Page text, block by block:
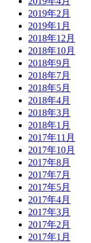
2019年2月
2019年1月
2018年12月
2018年10月
2018年9月
2018年7月
2018年5月
2018年4月
2018年3月
2018年1月
2017年11月
2017年10月
2017年8月
2017年7月
2017年5月
2017年4月
2017年3月
2017年2月
2017年1月